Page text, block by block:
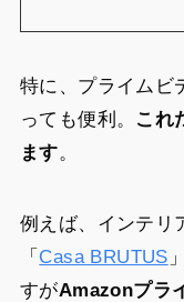
特に、プライムビ
っても便利。 これ
ます。
例えば、インテリ
「 Casa BRUTUS
すがAmazonプラ